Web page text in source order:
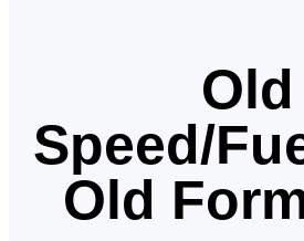
Old
Speed/
Old